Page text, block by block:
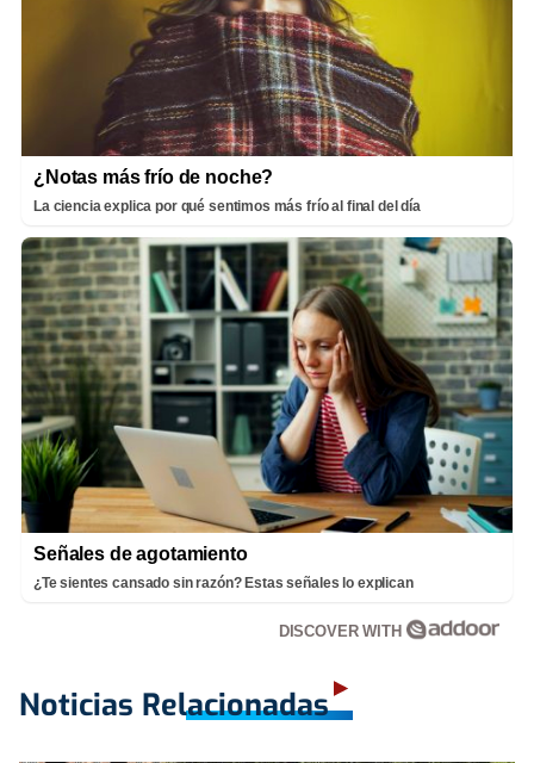
¿Notas más frío de noche?
La ciencia explica por qué sentimos más frío al final del día
Señales de agotamiento
¿Te sientes cansado sin razón? Estas señales lo explican
DISCOVER WITH
Noticias Relacionadas